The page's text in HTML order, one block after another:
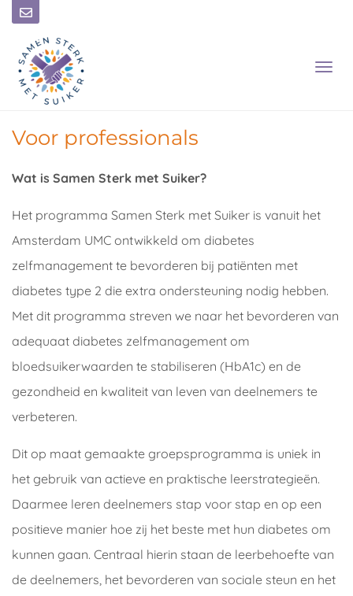
T
O
Voor professionals
Wat is Samen Sterk met Suiker?
Het programma Samen Sterk met Suiker is vanuit het
Amsterdam UMC ontwikkeld om diabetes
zelfmanagement te bevorderen bij patiënten met
diabetes type 2 die extra ondersteuning nodig hebben.
Met dit programma streven we naar het bevorderen van
adequaat diabetes zelfmanagement om
bloedsuikerwaarden te stabiliseren (HbA1c) en de
gezondheid en kwaliteit van leven van deelnemers te
verbeteren.
Dit op maat gemaakte groepsprogramma is uniek in
het gebruik van actieve en praktische leerstrategieën.
Daarmee leren deelnemers stap voor stap en op een
positieve manier hoe zij het beste met hun diabetes om
kunnen gaan. Centraal hierin staan de leerbehoefte van
de deelnemers, het bevorderen van sociale steun en het